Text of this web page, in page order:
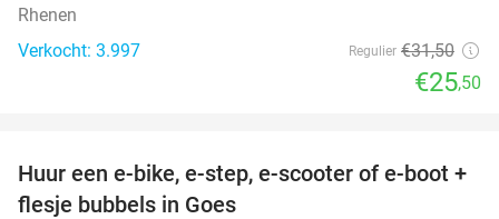
Rhenen
Verkocht: 3.997
Regulier €31,50
€25,50
39%
Huur een e-bike, e-step, e-scooter of e-boot +
flesje bubbels in Goes